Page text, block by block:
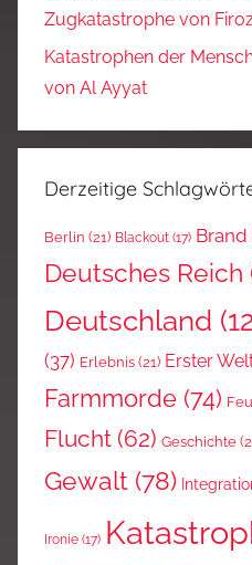
Zugkatastrophe von
Katastrophen der
von Al Ayyat
Derzeitige
Berlin (21) Blackout (17) Brand
Deutsches Reich
Deutschland
(37) Erlebnis (21) Erster
Farmmorde (74)
Flucht (62) Geschichte
Gewalt (78)
Ironie (17)